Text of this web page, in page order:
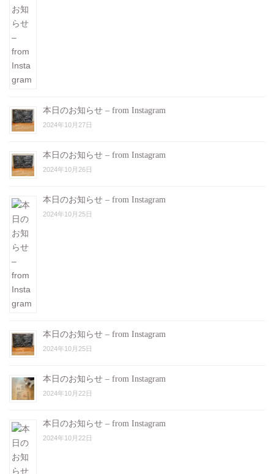
本日のお知らせ – from Instagram
2024年10月27日
本日のお知らせ – from Instagram
2024年10月26日
本日のお知らせ – from Instagram
2024年10月25日
本日のお知らせ – from Instagram
2024年10月25日
本日のお知らせ – from Instagram
2024年10月22日
本日のお知らせ – from Instagram
2024年10月22日